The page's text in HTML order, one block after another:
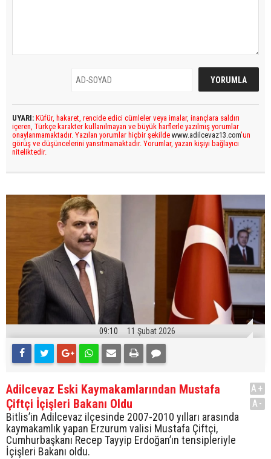
UYARI: Küfür, hakaret, rencide edici cümleler veya imalar, inançlara saldırı
içeren, Türkçe karakter kullanılmayan ve büyük harflerle yazılmış yorumlar
onaylanmamaktadır. Yazılan yorumlar hiçbir şekilde www.adilcevaz13.com’un
görüş ve düşüncelerini yansıtmamaktadır. Yorumlar, yazan kişiyi bağlayıcı
niteliktedir.
09:10 11 Şubat 2026
Adilcevaz Eski Kaymakamlarından Mustafa
Çiftçi İçişleri Bakanı Oldu
Bitlis’in Adilcevaz ilçesinde 2007-2010 yılları arasında
kaymakamlık yapan Erzurum valisi Mustafa Çiftçi,
Cumhurbaşkanı Recep Tayyip Erdoğan’ın tensipleriyle
İçişleri Bakanı oldu.
A+
A-